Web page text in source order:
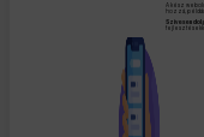
A kész
hozzá,
Szívesen